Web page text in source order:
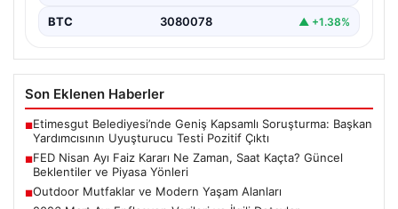
BTC 3080078 ▲ +1.38%
Son Eklenen Haberler
■Etimesgut Belediyesi’nde Geniş Kapsamlı Soruşturma: Başkan
Yardımcısının Uyuşturucu Testi Pozitif Çıktı
■FED Nisan Ayı Faiz Kararı Ne Zaman, Saat Kaçta? Güncel
Beklentiler ve Piyasa Yönleri
■Outdoor Mutfaklar ve Modern Yaşam Alanları